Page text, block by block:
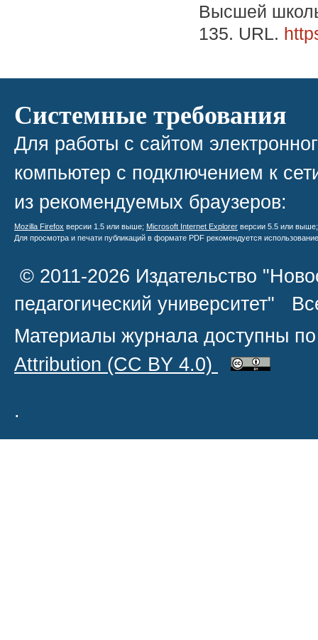
Высшей
135. URL.
Системные требования
Для работы с сайтом
компьютер с подключением к
из рекомендуемых браузеров:
Mozilla Firefox версии 1.5 или выше; Microsoft Internet Explorer версии 5.5 или
Для просмотра и печати публикаций в формате PDF рекомендуется
© 2011-2026 Издательство
педагогический университет"
Материалы журнала доступны
Attribution (CC BY 4.0)
.